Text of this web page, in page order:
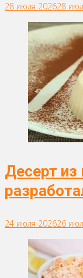
28 июля 202628
Десерт
24 июля 202626